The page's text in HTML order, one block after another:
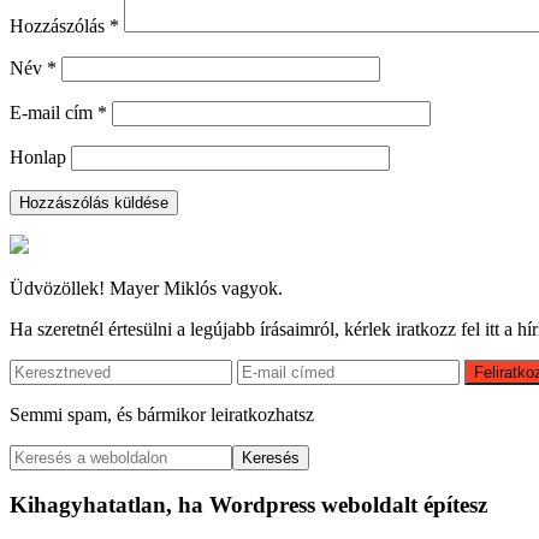
Hozzászólás *
Név *
E-mail cím *
Honlap
Elsődleges
oldalsáv
Üdvözöllek! Mayer Miklós vagyok.
Ha szeretnél értesülni a legújabb írásaimról, kérlek iratkozz fel itt a
Semmi spam, és bármikor leiratkozhatsz
Keresés
a
weboldalon
Kihagyhatatlan, ha Wordpress weboldalt építesz